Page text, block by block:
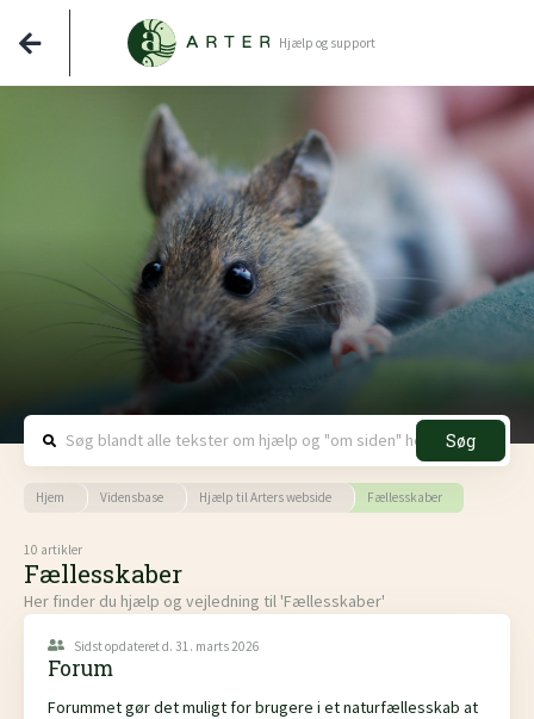
Hjælp og support
Søg
Hjem Vidensbase Hjælp til Arters webside Fællesskaber
10 artikler
Fællesskaber
Her finder du hjælp og vejledning til 'Fællesskaber'
Sidst opdateret d. 31. marts 2026
Forum
Forummet gør det muligt for brugere i et naturfællesskab at